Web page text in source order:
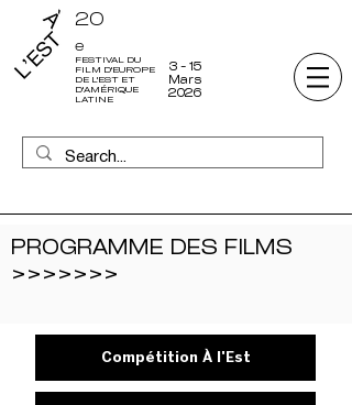
FESTIVAL DU
FILM D'EUROPE
DE L'EST ET
D'AMÉRIQUE
LATINE
20
e
3 - 15
Mars
2026
PROGRAMME DES FILMS
>>>>>>>
Compétition À l'Est